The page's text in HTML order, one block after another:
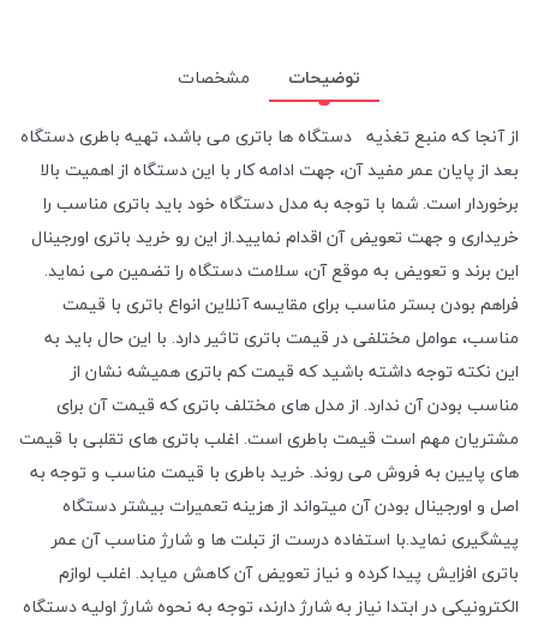
توضیحات
مشخصات
از آنجا که منبع تغذیه دستگاه ها باتری می باشد، تهیه باطری دستگاه
بعد از پایان عمر مفید آن، جهت ادامه کار با این دستگاه از اهمیت بالا
برخوردار است. شما با توجه به مدل دستگاه خود باید باتری مناسب را
خریداری و جهت تعویض آن اقدام نمایید.از این رو خرید باتری اورجینال
این برند و تعویض به موقع آن، سلامت دستگاه را تضمین می نماید.
فراهم بودن بستر مناسب برای مقایسه آنلاین انواع باتری با قیمت
مناسب، عوامل مختلفی در قیمت باتری تاثیر دارد. با این حال باید به
این نکته توجه داشته باشید که قیمت کم باتری همیشه نشان از
مناسب بودن آن ندارد. از مدل های مختلف باتری که قیمت آن برای
مشتریان مهم است قیمت باطری است. اغلب باتری های تقلبی با قیمت
های پایین به فروش می روند. خرید باطری با قیمت مناسب و توجه به
اصل و اورجینال بودن آن میتواند از هزینه تعمیرات بیشتر دستگاه
پیشگیری نماید.با استفاده درست از تبلت ها و شارژ مناسب آن عمر
باتری افزایش پیدا کرده و نیاز تعویض آن کاهش میابد. اغلب لوازم
الکترونیکی در ابتدا نیاز به شارژ دارند، توجه به نحوه شارژ اولیه دستگاه